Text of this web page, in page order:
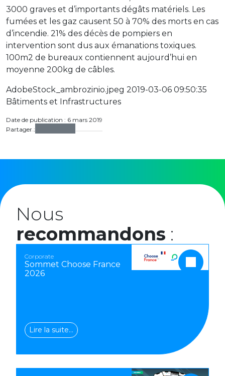
3000 graves et d’importants dégâts matériels. Les
fumées et les gaz causent 50 à 70% des morts en cas
d’incendie. 21% des décès de pompiers en
intervention sont dus aux émanations toxiques.
100m2 de bureaux contiennent aujourd’hui en
moyenne 200kg de câbles.
AdobeStock_ambrozinio.jpeg 2019-03-06 09:50:35
Bâtiments et Infrastructures
Date de publication : 6 mars 2019
Partager :
Nous
recommandons :
Corporate
Sommet Choose France
2026
Lire la suite…